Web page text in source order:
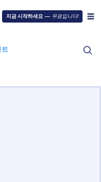
지금 시작하세요 — 무료입니다!